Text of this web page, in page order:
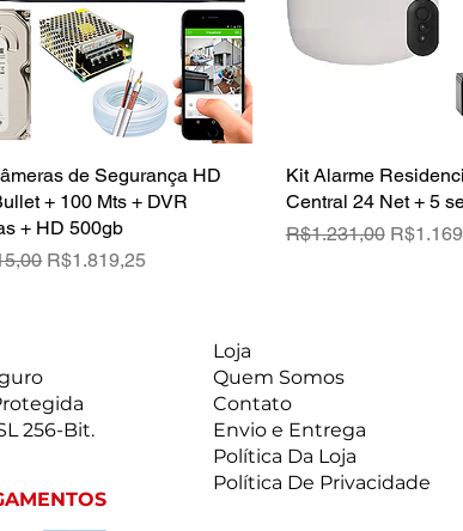
Quick View
de Segurança HD
+ 100 Mts + DVR
+ HD 500gb
PriceSale Price
R$1.819,25
Quick
Kit Alarme
Central 24 Net + 5
Regular Price
R$1.231,00 Sale
256-Bit.
Loja
Quem Somos
Contato
Envio e Entrega
Política Da Loja
Política De Privacidade